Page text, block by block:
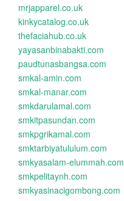
mrjapparel.co.uk
kinkycatalog.co.uk
thefaciahub.co.uk
yayasanbinabakti.com
paudtunasbangsa.com
smkal-amin.com
smkal-manar.com
smkdarulamal.com
smkitpasundan.com
smkpgrikamal.com
smktarbiyatululum.com
smkyasalam-elummah.com
smkpelitaynh.com
smkyasinacigombong.com